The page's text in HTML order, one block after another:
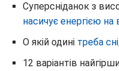
Суперсніданок з
насичує енергією на
О якій одині треба
12 варіантів